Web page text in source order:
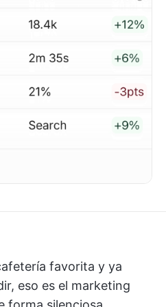
favorita y ya
eso es el marketing